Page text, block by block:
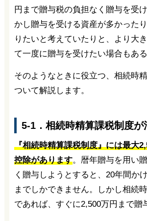
円まで贈与税の負担なく贈与を受
かし贈与を受ける資産が多かった
りたいと考えていたりと、より大
て一度に贈与を受けたい場合もある
そのようなときに役立つ、相続時
ついて解説します。
5-1．相続時精算課税制度が
『相続時精算課税制度』には最大
控除があります。暦年贈与を用い
く贈与しようとすると、20年間か
までしかできません。しかし相続
であれば、すぐに2,500万円まで贈